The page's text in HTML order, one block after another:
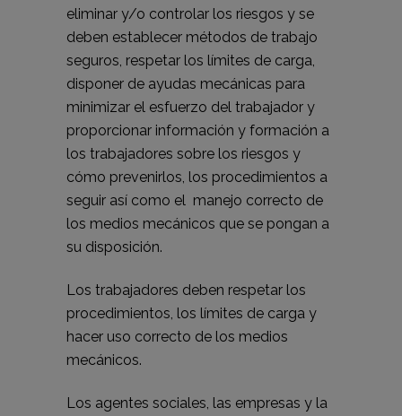
eliminar y/o controlar los riesgos y se
deben establecer métodos de trabajo
seguros, respetar los límites de carga,
disponer de ayudas mecánicas para
minimizar el esfuerzo del trabajador y
proporcionar información y formación a
los trabajadores sobre los riesgos y
cómo prevenirlos, los procedimientos a
seguir así como el manejo correcto de
los medios mecánicos que se pongan a
su disposición.
Los trabajadores deben respetar los
procedimientos, los límites de carga y
hacer uso correcto de los medios
mecánicos.
Los agentes sociales, las empresas y la